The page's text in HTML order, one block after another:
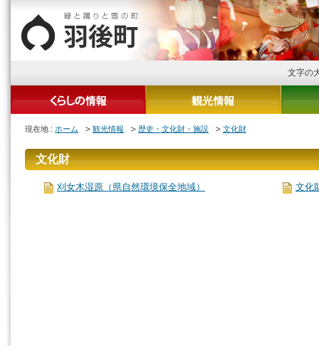
文字の
現在地 : ホーム 観光情報 歴史・文化財・施設 文化財
文化財
刈女木湿原（県自然環境保全地域） 文化